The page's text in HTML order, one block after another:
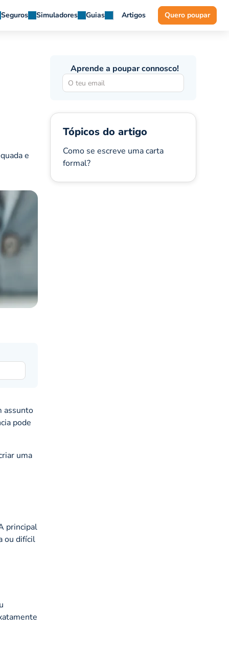
Seguros Simuladores Guias Artigos Quero poupar
e
assunto
pode
uma
principal
ou difícil
Aprende a poupar connosco!
Tópicos do artigo
Como se escreve uma carta
formal?